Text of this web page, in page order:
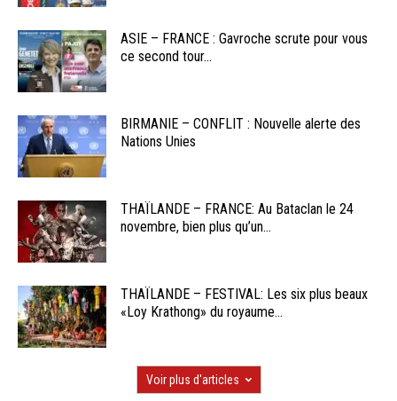
ASIE – FRANCE : Gavroche scrute pour vous
ce second tour...
BIRMANIE – CONFLIT : Nouvelle alerte des
Nations Unies
THAÏLANDE – FRANCE: Au Bataclan le 24
novembre, bien plus qu’un...
THAÏLANDE – FESTIVAL: Les six plus beaux
«Loy Krathong» du royaume...
Voir plus d'articles